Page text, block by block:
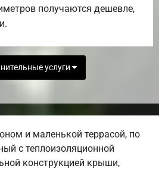
получаются дешевле,
услуги
и маленькой террасой, по
с теплоизоляционной
конструкцией крыши,